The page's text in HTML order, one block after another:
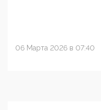
06 Марта 2026 в 07:40